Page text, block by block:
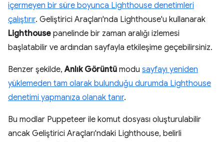
içermeyen bir süre boyunca Lighthouse denetimleri
çalıştırır. Geliştirici Araçları'nda Lighthouse'u kullanarak
Lighthouse panelinde bir zaman aralığı izlemesi
başlatabilir ve ardından sayfayla etkileşime geçebilirsiniz.
Benzer şekilde,Anlık Görüntü modu sayfayı yeniden
yüklemeden tam olarak bulunduğu durumda Lighthouse
denetimi yapmanıza olanak tanır.
Bu modlar Puppeteer ile komut dosyası oluşturulabilir
ancak Geliştirici Araçları'ndaki Lighthouse, belirli